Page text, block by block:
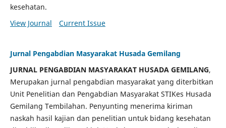
kesehatan.
View Journal
Current Issue
Jurnal Pengabdian Masyarakat Husada Gemilang
JURNAL PENGABDIAN MASYARAKAT HUSADA GEMILANG,
Merupakan jurnal pengabdian masyarakat yang diterbitkan
Unit Penelitian dan Pengabdian Masyarakat STIKes Husada
Gemilang Tembilahan. Penyunting menerima kiriman
naskah hasil kajian dan penelitian untuk bidang kesehatan